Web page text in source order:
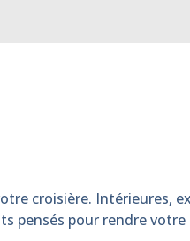
croisière. Intérieures,
pensés pour rendre